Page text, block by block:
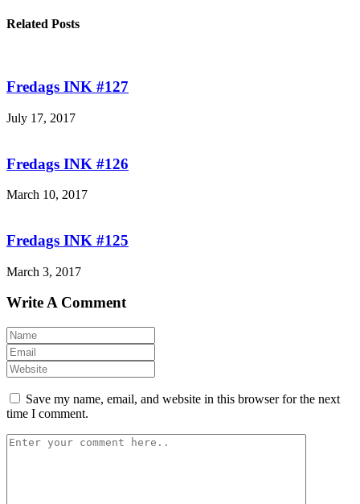
Related Posts
Fredags INK #127
July 17, 2017
Fredags INK #126
March 10, 2017
Fredags INK #125
March 3, 2017
Write A Comment
Save my name, email, and website in this browser for the next
time I comment.